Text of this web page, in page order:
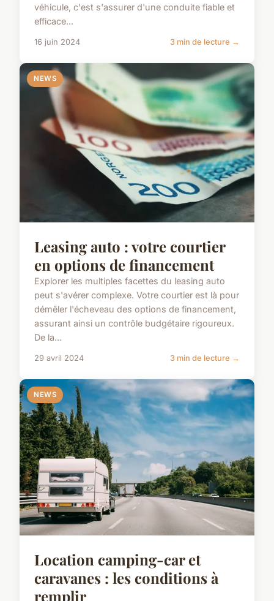
véhicule, c'est s'assurer d'une conduite fiable et
efficace...
16 juin 2024 3 min de lecture →
NEWS
Leasing auto : votre courtier
en options de financement
Explorer les multiples facettes du leasing auto
peut s'avérer complexe. Votre courtier est là pour
démêler l'écheveau des options de financement,
assurant ainsi un contrôle budgétaire rigoureux.
De la...
29 avril 2024 3 min de lecture →
NEWS
Location camping-car et
caravanes : les conditions à
remplir